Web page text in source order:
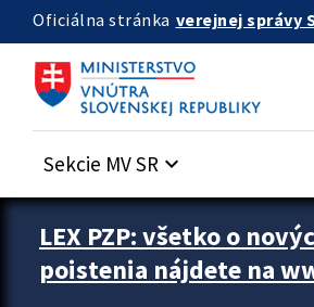
Preskocit na hlavný obsah
Oficiálna stránka verejnej správy
Sekcie MV SR keyboard_arrow_down
Zastavit automatický posun upútavok
LEX PZP: všetko o
poistenia nájdete na